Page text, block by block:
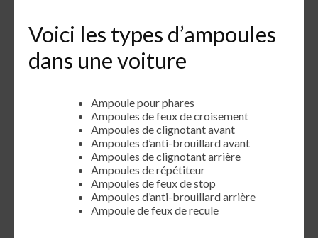
Voici les types d’ampoules
dans une voiture
Ampoule pour phares
Ampoules de feux de croisement
Ampoules de clignotant avant
Ampoules d’anti-brouillard avant
Ampoules de clignotant arrière
Ampoules de répétiteur
Ampoules de feux de stop
Ampoules d’anti-brouillard arrière
Ampoule de feux de recule